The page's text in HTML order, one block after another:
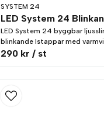
SYSTEM 24
LED System 24 byggbar
blinkande Istappar med
290 kr / st